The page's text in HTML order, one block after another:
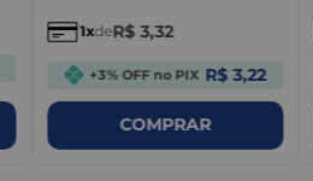
1 deR$ 3,32
+3% OFF no PIX R$ 3,22
COMPRAR